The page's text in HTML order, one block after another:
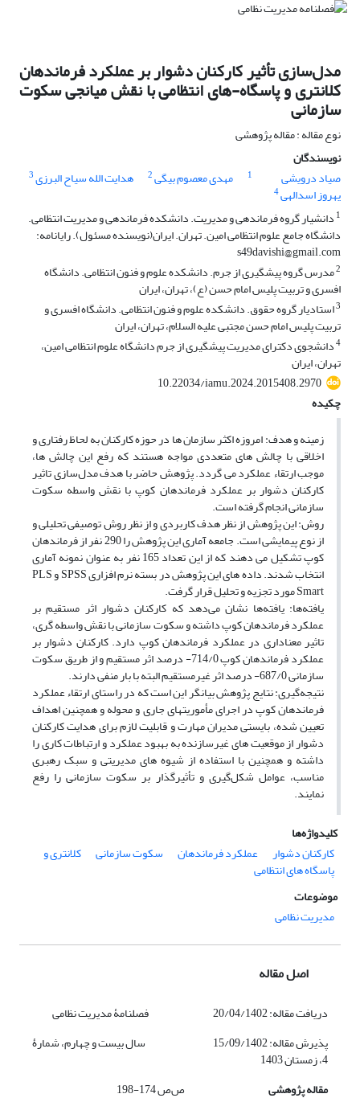
مدل‌سازی تأثیر کارکنان دشوار بر عملکرد فرماندهان
کلانتری و پاسگاه-های انتظامی با نقش میانجی سکوت
سازمانی
نوع مقاله : مقاله پژوهشی
نویسندگان
صیاد درویشی
1 مهدی معصوم بیگی2 هدایت الله سیاح البرزی3
یهروز اسدالهی4
1 دانشیار گروه فرماندهی و مدیریت. دانشکده فرماندهی و مدیریت انتظامی.
دانشگاه جامع علوم انتظامی امین. تهران. ایران(نویسنده مسئول). رایانامه:
s49davishi@gmail.com
2مدرس گروه پیشگیری از جرم. دانشکده علوم و فنون انتظامی. دانشگاه
افسری و تربیت پلیس امام حسن (ع)، تهران، ایران
3استادیار گروه حقوق. دانشکده علوم و فنون انتظامی. دانشگاه افسری و
تربیت پلیس امام حسن مجتبی علیه السلام، تهران، ایران
4دانشجوی دکترای مدیریت پیشگیری از جرم دانشگاه علوم انتظامی امین،
تهران، ایران
10.22034/iamu.2024.2015408.2970
چکیده
زمینه و هدف: امروزه اکثر سازمان ها در حوزه کارکنان به لحاظ رفتاری و
اخلاقی با چالش های متعددی مواجه هستند که رفع این چالش ها،
موجب ارتقاء عملکرد می گردد. پژوهش حاضر با هدف مدل‌سازی تاثیر
کارکنان دشوار بر عملکرد فرماندهان کوپ با نقش واسطه سکوت
سازمانی انجام گرفته است.
روش: این پژوهش از نظر هدف کاربردی و از نظر روش توصیفی تحلیلی و
از نوع پیمایشی است. جامعه آماری این پژوهش را 290 نفر از فرماندهان
کوپ تشکیل می دهند که از این تعداد 165 نفر به عنوان نمونه آماری
انتخاب شدند. داده های این پژوهش در بسته نرم افزاری SPSS و PLS
Smart مورد تجزیه و تحلیل قرار گرفت.
یافته‌ها: یافته‌ها نشان می‌دهد که کارکنان دشوار اثر مستقیم بر
عملکرد فرماندهان کوپ داشته و سکوت سازمانی با نقش واسطه گری،
تاثیر معناداری در عملکرد فرماندهان کوپ دارد. کارکنان دشوار بر
عملکرد فرماندهان کوپ 714/0- درصد اثر مستقیم و از طریق سکوت
سازمانی 687/0- درصد اثر غیرمستقیم البته با بار منفی دارند.
نتیجه‌گیری: نتایج پژوهش بیانگر این است که در راستای ارتقاء عملکرد
فرماندهان کوپ در اجرای مأموریتهای جاری و محوله و همچنین اهداف
تعیین شده، بایستی مدیران مهارت و قابلیت لازم برای هدایت کارکنان
دشوار از موقعیت های غیرسازنده به بهبود عملکرد و ارتباطات کاری را
داشته و همچنین با استفاده از شیوه های مدیریتی و سبک رهبری
مناسب، عوامل شکل‌گیری و تأثیرگذار بر سکوت سازمانی را رفع
نمایند.
کلیدواژه‌ها
کارکنان دشوار
عملکرد فرماندهان سکوت سازمانی کلانتری و
پاسگاه های انتظامی
موضوعات
مدیریت نظامی
اصل مقاله
دریافت مقاله: 20/04/1402
فصلنامۀ مدیریت نظامی
پذیرش مقاله: 15/09/1402 سال بیست و چهارم، شمارۀ
4، زمستان 1403
مقاله پژوهشی ص‌ص 174-198